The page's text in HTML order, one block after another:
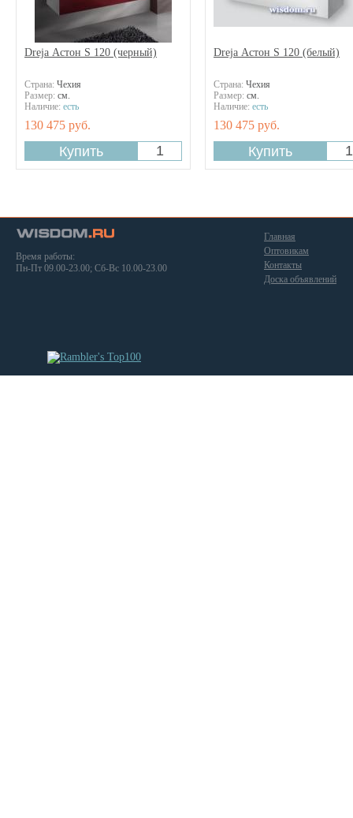
Dreja Астон S 120 (черный)
Страна: Чехия
Размер: см.
Наличие: есть
130 475 руб.
Dreja Астон S 120 (белый)
Страна: Чехия
Размер: см.
Наличие: есть
130 475 руб.
Время работы:
Пн-Пт 09.00-23.00; Сб-Вс 10.00-23.00
Главная
Оптовикам
Контакты
Доска объявлений